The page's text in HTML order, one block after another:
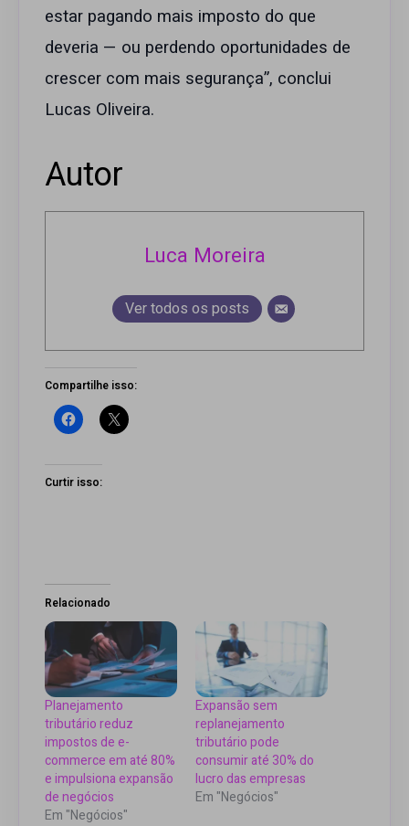
estar pagando mais imposto do que
deveria — ou perdendo oportunidades de
crescer com mais segurança”, conclui
Lucas Oliveira.
Autor
Luca Moreira
Ver todos os posts
Compartilhe isso:
Curtir isso:
Relacionado
Planejamento
tributário reduz
impostos de e-
commerce em até 80%
e impulsiona expansão
de negócios
Em "Negócios"
Expansão sem
replanejamento
tributário pode
consumir até 30% do
lucro das empresas
Em "Negócios"